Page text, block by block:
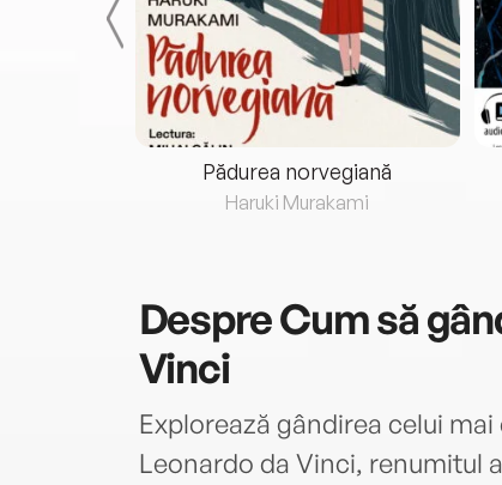
Pădurea norvegiană
Haruki Murakami
DespreCum să
Vinci
Explorează gândirea celui
Leonardo da Vinci, renumitul